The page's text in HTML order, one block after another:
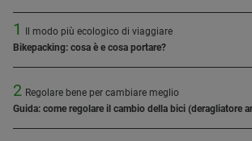
1
Il modo più ecologico di viaggiare
Bikepacking: cosa è e cosa portare?
2 Regolare bene per cambiare meglio
Guida: come regolare il cambio della bici (deragliatore